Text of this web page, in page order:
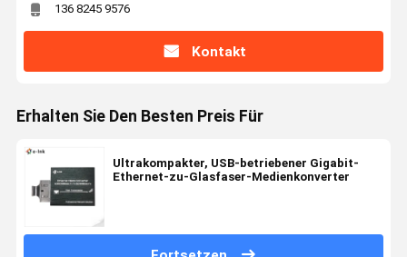
136 8245 9576
Kontakt
Erhalten Sie Den Besten Preis Für
Ultrakompakter, USB-betriebener Gigabit-
Ethernet-zu-Glasfaser-Medienkonverter